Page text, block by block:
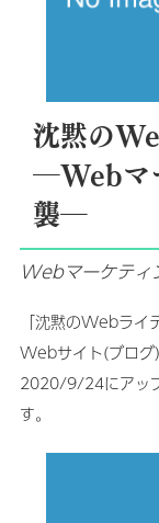
沈黙の
─Webマ
襲─
Webマーケティ
「沈黙のWebライ
Webサイト(ブログ
2020/9/24にアッ
す。